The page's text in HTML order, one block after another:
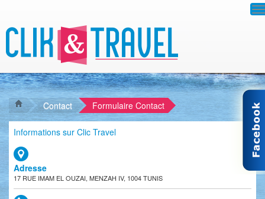
Contact Formulaire Contact
Informations sur Clic Travel
Adresse
17 RUE IMAM EL OUZAI, MENZAH IV, 1004 TUNIS